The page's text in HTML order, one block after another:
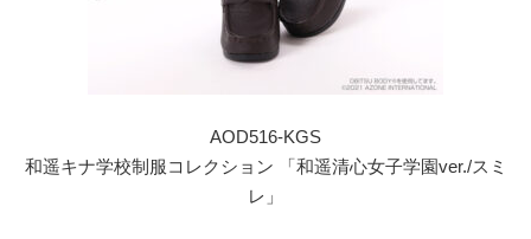
AOD516-KGS
和遥キナ学校制服コレクション 「和遥清心女子学園ver./スミ
レ」